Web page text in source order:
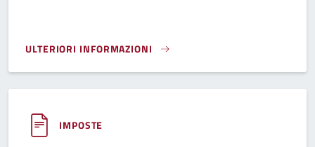
ULTERIORI INFORMAZIONI
TARIC - TARIFFA CORRISPETTIVA PER LA GESTIONE
IMPOSTE